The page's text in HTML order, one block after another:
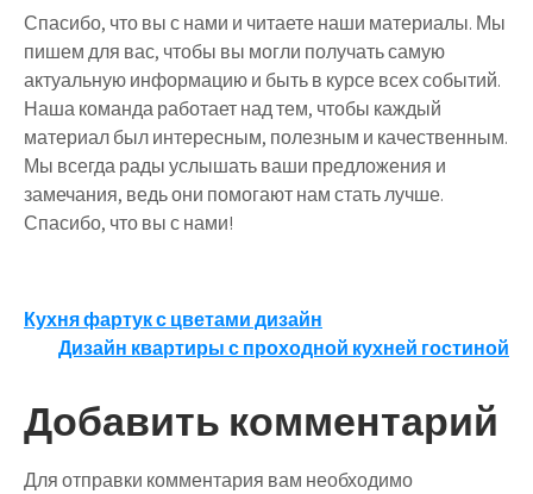
Спасибо, что вы с нами и читаете наши материалы. Мы
пишем для вас, чтобы вы могли получать самую
актуальную информацию и быть в курсе всех событий.
Наша команда работает над тем, чтобы каждый
материал был интересным, полезным и качественным.
Мы всегда рады услышать ваши предложения и
замечания, ведь они помогают нам стать лучше.
Спасибо, что вы с нами!
Навигация
по
записям
Кухня фартук с цветами дизайн
Дизайн квартиры с проходной кухней гостиной
Добавить комментарий
Для отправки комментария вам необходимо